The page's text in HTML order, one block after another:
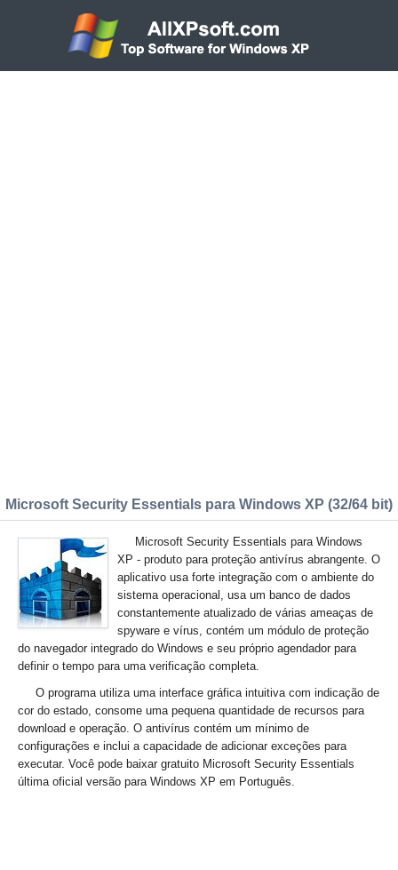
Microsoft Security Essentials para Windows XP (32/64 bit)
Microsoft Security Essentials para Windows
XP - produto para proteção antivírus abrangente. O
aplicativo usa forte integração com o ambiente do
sistema operacional, usa um banco de dados
constantemente atualizado de várias ameaças de
spyware e vírus, contém um módulo de proteção
do navegador integrado do Windows e seu próprio agendador para
definir o tempo para uma verificação completa.
O programa utiliza uma interface gráfica intuitiva com indicação de
cor do estado, consome uma pequena quantidade de recursos para
download e operação. O antivírus contém um mínimo de
configurações e inclui a capacidade de adicionar exceções para
executar. Você pode baixar gratuito Microsoft Security Essentials
última oficial versão para Windows XP em Português.